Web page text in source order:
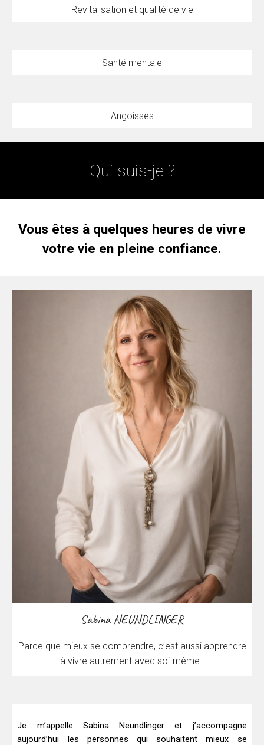
Revitalisation et qualité de vie
Santé mentale
Angoisses
Qui suis-je ?
Vous êtes à quelques heures de vivre
votre vie en pleine confiance.
Sabina NEUNDLINGER
Parce que mieux se comprendre, c’est aussi apprendre
à vivre autrement avec soi-même.
Je m’appelle Sabina Neundlinger et j’accompagne
aujourd’hui les personnes qui souhaitent mieux se